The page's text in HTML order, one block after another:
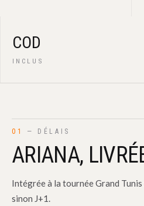
COD
INCLUS
01 — DÉLAIS
ARIANA,
Intégrée à la tournée Grand
sinon J+1.